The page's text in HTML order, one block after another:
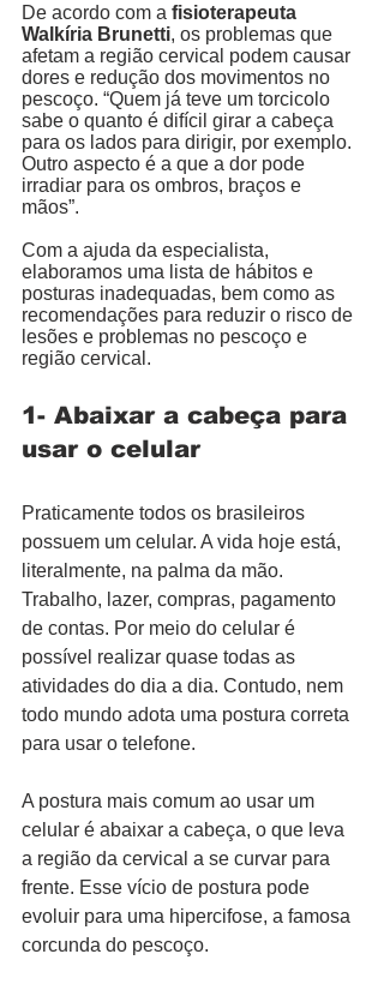
De acordo com a fisioterapeuta
Walkíria Brunetti, os problemas que
afetam a região cervical podem causar
dores e redução dos movimentos no
pescoço. “Quem já teve um torcicolo
sabe o quanto é difícil girar a cabeça
para os lados para dirigir, por exemplo.
Outro aspecto é a que a dor pode
irradiar para os ombros, braços e
mãos”.
Com a ajuda da especialista,
elaboramos uma lista de hábitos e
posturas inadequadas, bem como as
recomendações para reduzir o risco de
lesões e problemas no pescoço e
região cervical.
1- Abaixar a cabeça para
usar o celular
Praticamente todos os brasileiros
possuem um celular. A vida hoje está,
literalmente, na palma da mão.
Trabalho, lazer, compras, pagamento
de contas. Por meio do celular é
possível realizar quase todas as
atividades do dia a dia. Contudo, nem
todo mundo adota uma postura correta
para usar o telefone.
A postura mais comum ao usar um
celular é abaixar a cabeça, o que leva
a região da cervical a se curvar para
frente. Esse vício de postura pode
evoluir para uma hipercifose, a famosa
corcunda do pescoço.